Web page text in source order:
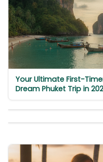
Your Ultimate First-
Dream Phuket Trip in